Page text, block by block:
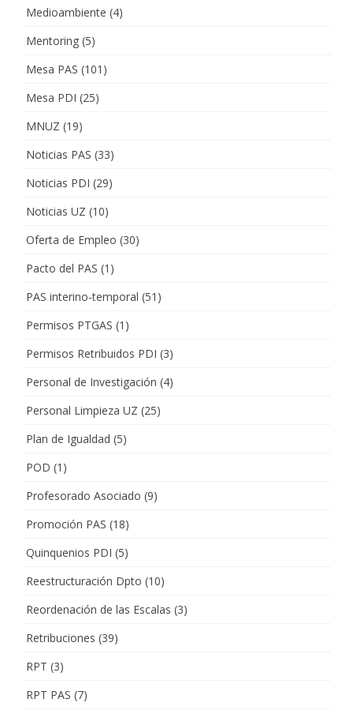
Medioambiente (4)
Mentoring (5)
Mesa PAS (101)
Mesa PDI (25)
MNUZ (19)
Noticias PAS (33)
Noticias PDI (29)
Noticias UZ (10)
Oferta de Empleo (30)
Pacto del PAS (1)
PAS interino-temporal (51)
Permisos PTGAS (1)
Permisos Retribuidos PDI (3)
Personal de Investigación (4)
Personal Limpieza UZ (25)
Plan de Igualdad (5)
POD (1)
Profesorado Asociado (9)
Promoción PAS (18)
Quinquenios PDI (5)
Reestructuración Dpto (10)
Reordenación de las Escalas (3)
Retribuciones (39)
RPT (3)
RPT PAS (7)